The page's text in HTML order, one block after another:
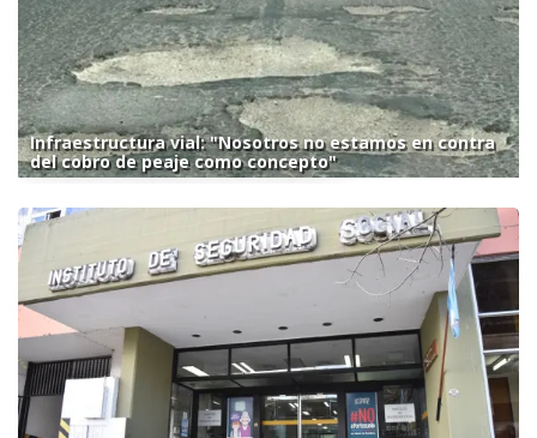
Infraestructura vial: "Nosotros no estamos en contra
del cobro de peaje como concepto"